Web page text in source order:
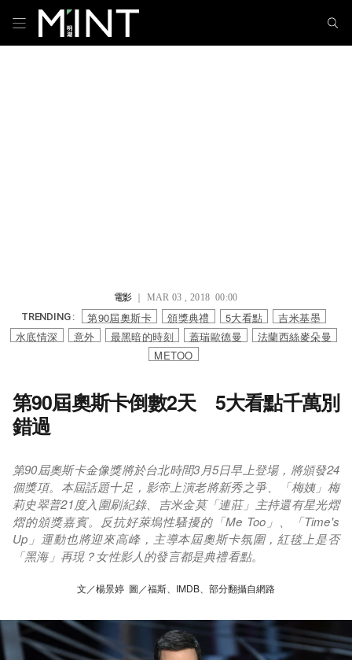
電影｜ MAR 03 , 2018 00:00
TRENDING : 第90屆奧斯卡 頒獎典禮 5大看點
吉米基墨
水底情深
意外 最黑暗的時刻 蓋瑞歐德曼
法蘭西絲麥朵曼
METOO
第90屆奧斯卡倒數2天 5大看點千萬別
錯過
第90屆奧斯卡金像獎將於台北時間3月5日早上登場，將頒發24
個獎項。本屆話題十足，影帝上演老將新秀之爭、「梅姨」梅
莉史翠普21度入圍刷紀錄、吉米金莫「連莊」主持還有星光熠
熠的頒獎嘉賓。反抗好萊塢性騷擾的「Me Too」、「Time's
Up」運動也將迎來高峰，主導本屆奧斯卡氛圍，紅毯上是否
「黑海」再現？女性影人的發言都是典禮看點。
文／楊景婷 圖／福斯、IMDB、部分翻攝自網路